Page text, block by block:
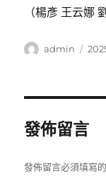
（楊彥 王云娜
作
admin
發
發佈留言
發佈留言必須填寫